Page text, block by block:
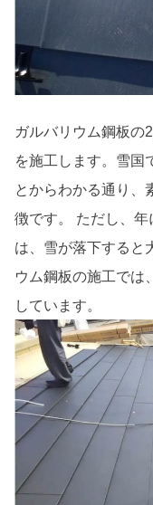
ガルバリウム鋼板の
を施工します。雪国
とからわかる通り、
徴です。 ただし、
は、雪が落下すると
ウム鋼板の施工では
しています。